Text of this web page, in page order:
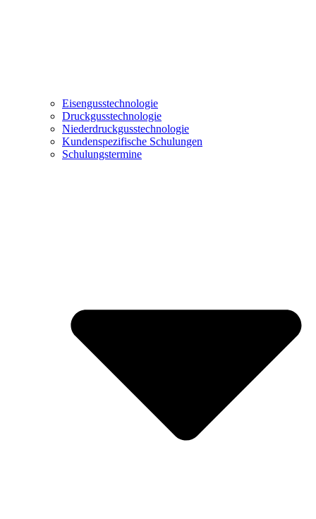
Eisengusstechnologie
Druckgusstechnologie
Niederdruckgusstechnologie
Kundenspezifische Schulungen
Schulungstermine